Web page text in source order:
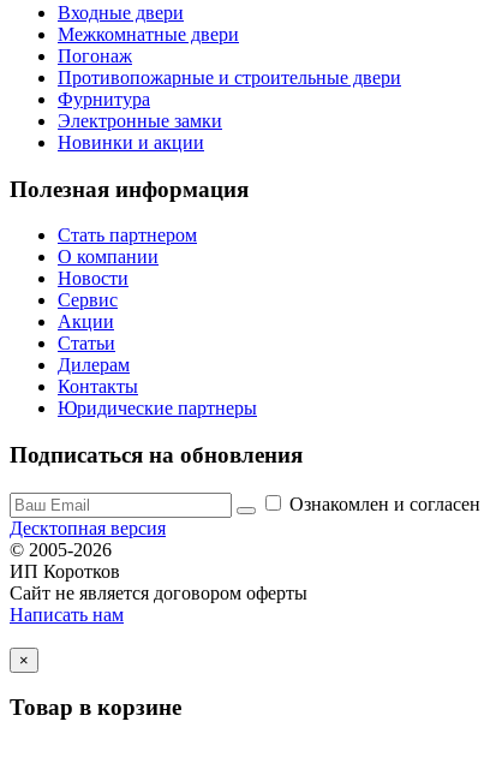
Входные двери
Межкомнатные двери
Погонаж
Противопожарные и строительные двери
Фурнитура
Электронные замки
Новинки и акции
Полезная информация
Стать партнером
О компании
Новости
Сервис
Акции
Статьи
Дилерам
Контакты
Юридические партнеры
Подписаться на обновления
Ознакомлен и согласен
Десктопная версия
© 2005-2026
ИП Коротков
Сайт не является договором оферты
Написать нам
×
Товар в корзине